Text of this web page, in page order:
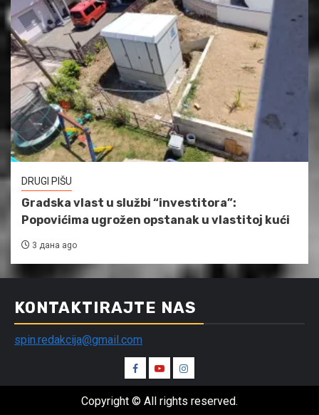
DRUGI PIŠU
Gradska vlast u službi “investitora”:
Popovićima ugrožen opstanak u vlastitoj kući
3 дана ago
KONTAKTIRAJTE NAS
spin.redakcija@gmail.com
Spin
Facebook
Spin
Youtube
Spin
Instagram
Copyright © All rights reserved.